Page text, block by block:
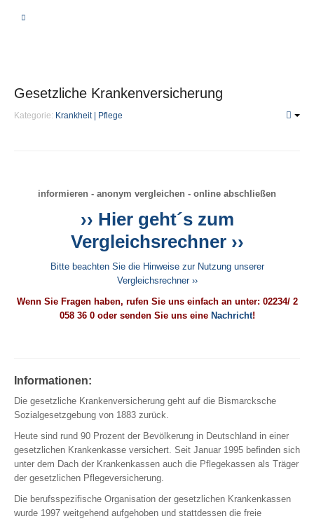
KRANKHEIT | PFLEGE
PKV-Optimierung
Gesetzliche Krankenversicherung
Pflegetagegeld
Reisekrankenversicherung
Reisekrankenversicherung für Au Pairs, Schüler, Studenten …
ABSICHERUNG
Einkommen | Hinterbliebene | Kinder
Gesetzliche Krankenversicherung
Kategorie: Krankheit | Pflege
informieren - anonym vergleichen - online abschließen
›› Hier geht´s zum
Vergleichsrechner ››
Bitte beachten Sie die Hinweise zur Nutzung unserer
Vergleichsrechner ››
Wenn Sie Fragen haben, rufen Sie uns einfach an unter: 02234/ 2
058 36 0 oder senden Sie uns eine Nachricht!
Informationen:
Die gesetzliche Krankenversicherung geht auf die Bismarcksche
Sozialgesetzgebung von 1883 zurück.
Heute sind rund 90 Prozent der Bevölkerung in Deutschland in einer
gesetzlichen Krankenkasse versichert. Seit Januar 1995 befinden sich
unter dem Dach der Krankenkassen auch die Pflegekassen als Träger
der gesetzlichen Pflegeversicherung.
Die berufsspezifische Organisation der gesetzlichen Krankenkassen
wurde 1997 weitgehend aufgehoben und stattdessen die freie